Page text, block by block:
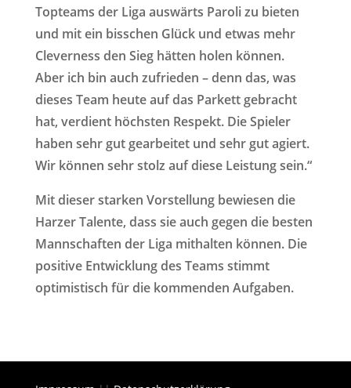
Topteams der Liga auswärts Paroli zu bieten
und mit ein bisschen Glück und etwas mehr
Cleverness den Sieg hätten holen können.
Aber ich bin auch zufrieden – denn das, was
dieses Team heute auf das Parkett gebracht
hat, verdient höchsten Respekt. Die Spieler
haben sehr gut gearbeitet und sehr gut agiert.
Wir können sehr stolz auf diese Leistung sein.“
Mit dieser starken Vorstellung bewiesen die
Harzer Talente, dass sie auch gegen die besten
Mannschaften der Liga mithalten können. Die
positive Entwicklung des Teams stimmt
optimistisch für die kommenden Aufgaben.